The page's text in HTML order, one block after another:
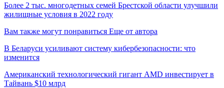
Более 2 тыс. многодетных семей Брестской области улучшили
жилищные условия в 2022 году
Вам также могут понравиться Еще от автора
В Беларуси усиливают систему кибербезопасности: что
изменится
Американский технологический гигант AMD инвестирует в
Тайвань $10 млрд